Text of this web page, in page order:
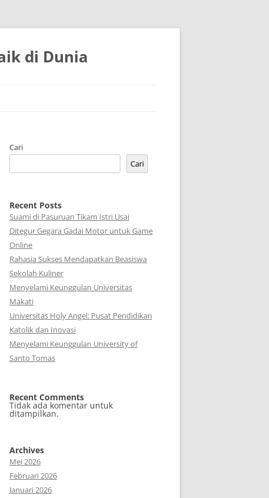
di Dunia
Cari
Cari
Recent Posts
Suami di Pasuruan Tikam Istri Usai
Ditegur Gegara Gadai Motor untuk Game
Online
Rahasia Sukses Mendapatkan Beasiswa
Sekolah Kuliner
Menyelami Keunggulan Universitas
Makati
Universitas Holy Angel: Pusat Pendidikan
Katolik dan Inovasi
Menyelami Keunggulan University of
Santo Tomas
Recent Comments
Tidak ada komentar untuk
ditampilkan.
Archives
Mei 2026
Februari 2026
Januari 2026